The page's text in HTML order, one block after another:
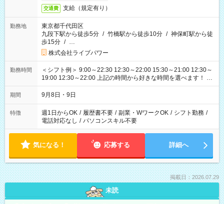
交通費 支給（規定有り）
勤務地
東京都千代田区
九段下駅から徒歩5分 / 竹橋駅から徒歩10分 / 神保町駅から徒
歩15分 / …
株式会社ライブパワー
勤務時間
＜シフト例＞ 9:00～22:30 12:30～22:00 15:30～21:00 12:30～
19:00 12:30～22:00 上記の時間から好きな時間を選べます！ ※
時間は変更となる可能性があります
期間 9月8日・9日
特徴 週1日からOK / 履歴書不要 / 副業・WワークOK / シフト勤務 /
電話対応なし / パソコンスキル不要
気になる！ 応募する 詳細へ
掲載日：2026.07.29
未読